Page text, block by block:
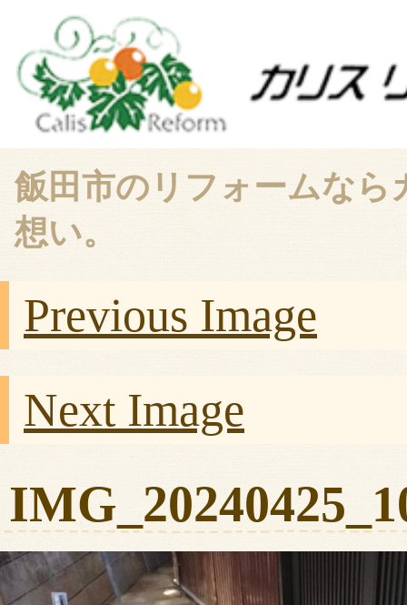
飯田市のリフォームな
想い。
Previous Image
Next Image